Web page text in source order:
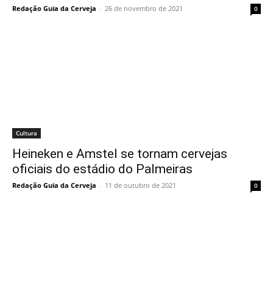
Redação Guia da Cerveja - 26 de novembro de 2021 0
Cultura
Heineken e Amstel se tornam cervejas
oficiais do estádio do Palmeiras
Redação Guia da Cerveja - 11 de outubro de 2021 0